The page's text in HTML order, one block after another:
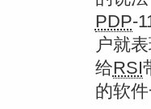
PDP-
户就
给RSI
的软